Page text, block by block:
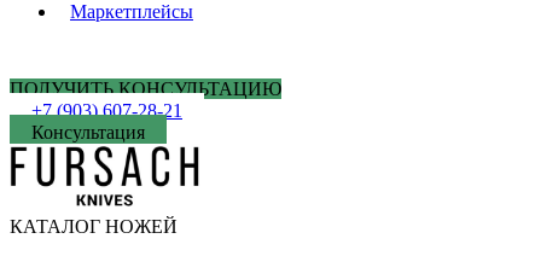
Маркетплейсы
ПОЛУЧИТЬ КОНСУЛЬТАЦИЮ
+7 (903) 607-28-21
Консультация
КАТАЛОГ НОЖЕЙ